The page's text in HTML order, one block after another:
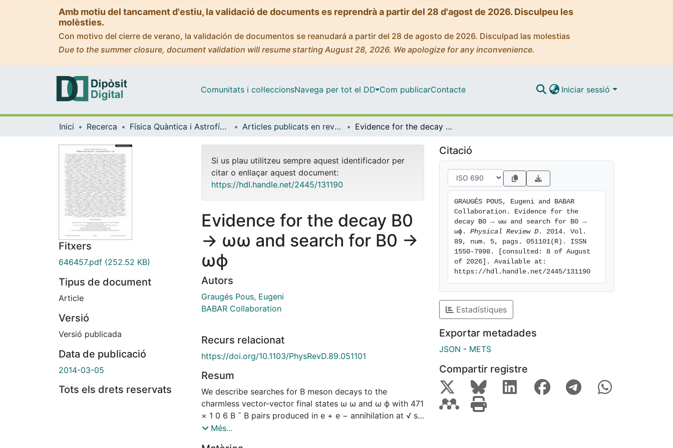
Amb motiu del tancament d'estiu, la validació de documents es reprendrà a partir del 28 d'agost de 2026. Disculpeu les
molèsties.
Con motivo del cierre de verano, la validación de documentos se reanudará a partir del 28 de agosto de 2026. Disculpad las molestias
Due to the summer closure, document validation will resume starting August 28, 2026. We apologize for any inconvenience.
Comunitats i col·leccionsNavega per tot el DD Com publicarContacte Iniciar sessió
Inici Recerca Física Quàntica i Astrofísica Articles publicats en revistes (Física Quàntica i Astrofísica) Evidence for the decay B0 → ωω and search for B0 → ωϕ
Fitxers
646457.pdf (252.52 KB)
Tipus de document
Article
Versió
Versió publicada
Data de publicació
2014-03-05
Tots els drets reservats
Si us plau utilitzeu sempre aquest identificador per
citar o enllaçar aquest document:
https://hdl.handle.net/2445/131190
Evidence for the decay B0
→ ωω and search for B0 →
ωϕ
Autors
Graugés Pous, Eugeni
BABAR Collaboration
Recurs relacionat
https://doi.org/10.1103/PhysRevD.89.051101
Resum
We describe searches for B meson decays to the
charmless vector-vector final states ω ω and ω ϕ with 471
× 1 0 6 B ¯ B pairs produced in e + e − annihilation at √ s
= 10.58 GeV using the BABAR detector at the PEP-II
Més...
Citació
GRAUGÉS POUS, Eugeni and BABAR
Collaboration. Evidence for the
decay B0 → ωω and search for B0 →
ωϕ. Physical Review D . 2014. Vol.
89, num. 5, pags. 051101(R). ISSN
1550-7998. [consulted: 8 of August
of 2026]. Available at:
https://hdl.handle.net/2445/131190
Estadístiques
Exportar metadades
JSON - METS
Compartir registre